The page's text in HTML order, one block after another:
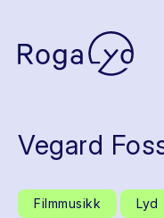
Vegard
Filmmusikk Lyd